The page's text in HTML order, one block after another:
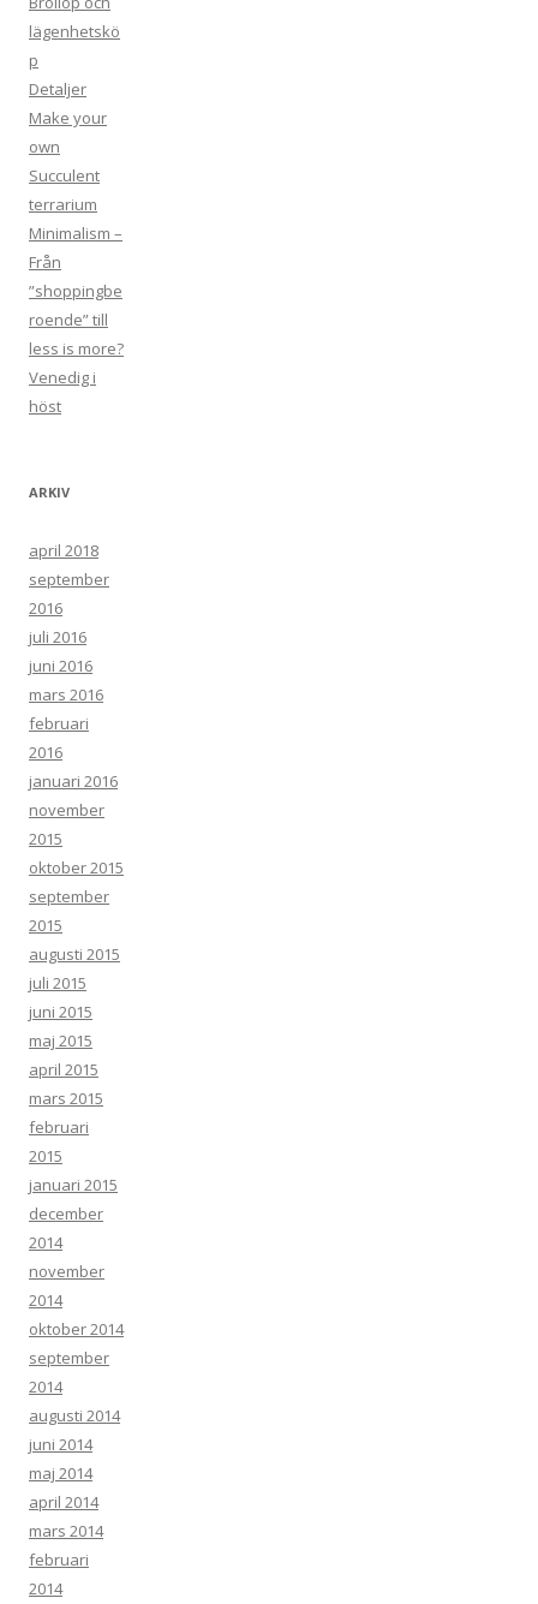
:
lägenhetskö
p
Detaljer
Make your
own
Succulent
terrarium
Minimalism –
Från
”shoppingbe
roende” till
less is more?
Venedig i
höst
ARKIV
april 2018
september
2016
juli 2016
juni 2016
mars 2016
februari
2016
januari 2016
november
2015
oktober 2015
september
2015
augusti 2015
juli 2015
juni 2015
maj 2015
april 2015
mars 2015
februari
2015
januari 2015
december
2014
november
2014
oktober 2014
september
2014
augusti 2014
juni 2014
maj 2014
april 2014
mars 2014
februari
2014